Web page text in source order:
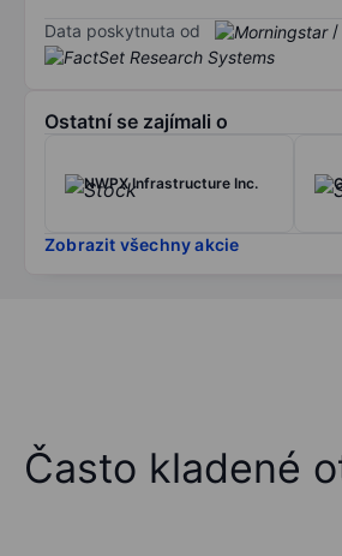
Data poskytnuta od /
Ostatní se zajímali o
NWPX Infrastructure Inc.
Zobrazit všechny akcie
Často kladené